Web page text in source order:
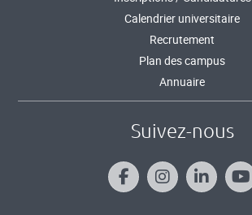
Calendrier universitaire
Recrutement
Plan des campus
Annuaire
Suivez-nous